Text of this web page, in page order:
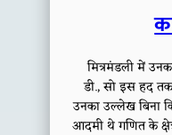
मित्रमंडली में
डी., सो इस हद
उनका उल्लेख बिना
आदमी थे गणित के